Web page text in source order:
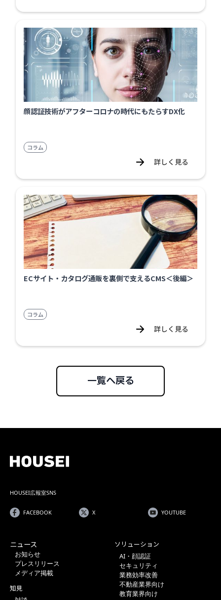
顔認証技術がアフターコロナの時代にもたらすDX化
コラム
詳しく見る
ECサイト・カタログ通販を裏側で支えるCMS＜後編＞
コラム
詳しく見る
一覧へ戻る
HOUSEI広報室SNS
FACEBOOK X YOUTUBE
ニュース
お知らせ
プレスリリース
メディア掲載
知見
ソリューション
AI・顔認証
セキュリティ
業務効率改善
不動産業界向け
教育業界向け